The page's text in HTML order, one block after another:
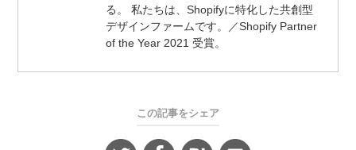
る。 私たちは、Shopifyに特化した共創型
デザインファームです。／Shopify Partner
of the Year 2021 受賞。
この記事をシェア